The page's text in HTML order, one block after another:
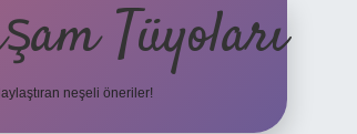
Tüyoları
neşeli öneriler!